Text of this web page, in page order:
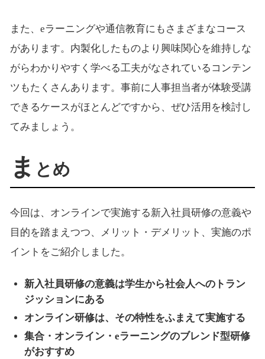
また、eラーニングや通信教育にもさまざまなコース
があります。内製化したものより興味関心を維持しな
がらわかりやすく学べる工夫がなされているコンテン
ツもたくさんあります。事前に人事担当者が体験受講
できるケースがほとんどですから、ぜひ活用を検討し
てみましょう。
ま とめ
今回は、オンラインで実施する新入社員研修の意義や
目的を踏まえつつ、メリット・デメリット、実施のポ
イントをご紹介しました。
新入社員研修の意義は学生から社会人へのトラン
ジッションにある
オンライン研修は、その特性をふまえて実施する
集合・オンライン・eラーニングのブレンド型研修
がおすすめ